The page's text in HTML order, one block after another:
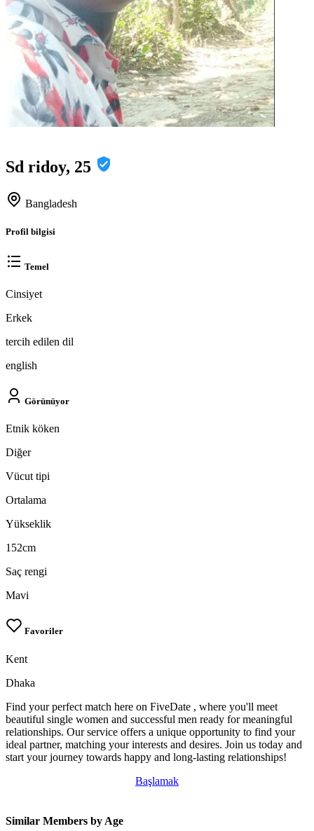
Sd ridoy, 25
Bangladesh
Profil bilgisi
Temel
Cinsiyet
Erkek
tercih edilen dil
english
Görünüyor
Etnik köken
Diğer
Vücut tipi
Ortalama
Yükseklik
152cm
Saç rengi
Mavi
Favoriler
Kent
Dhaka
Find your perfect match here on FiveDate , where you'll meet
beautiful single women and successful men ready for meaningful
relationships. Our service offers a unique opportunity to find your
ideal partner, matching your interests and desires. Join us today and
start your journey towards happy and long-lasting relationships!
Başlamak
Similar Members by Age